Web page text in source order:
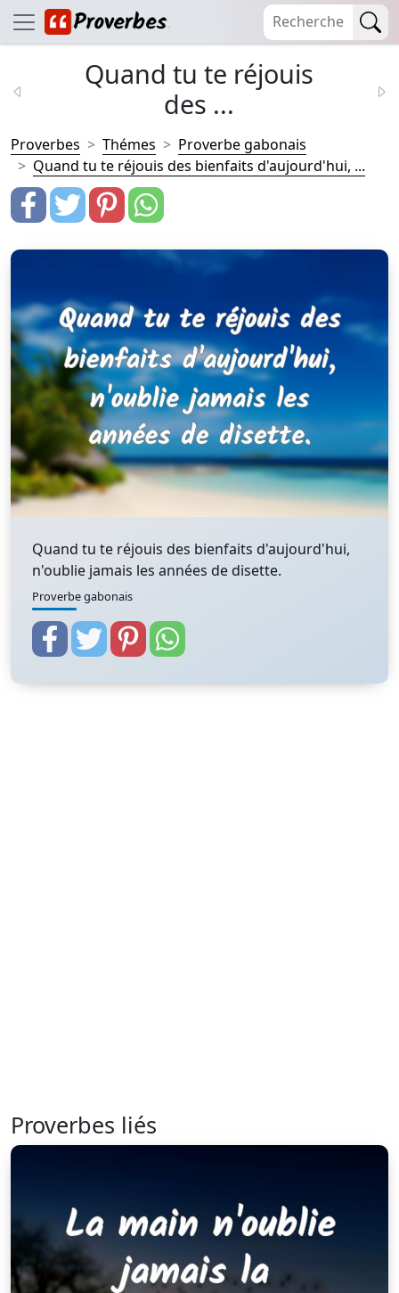
Quand tu te réjouis
des ...
Proverbes Thémes
Proverbe gabonais
Quand tu te réjouis des bienfaits d'aujourd'hui, ...
Quand tu te réjouis des bienfaits d'aujourd'hui,
n'oublie jamais les années de disette.
Proverbe gabonais
Proverbes liés